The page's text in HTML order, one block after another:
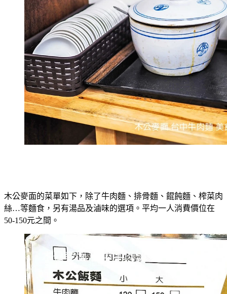
木公麥面的菜單如下，除了牛肉麵、排骨麵、餛飩麵、榨菜肉
絲…等麵食，另有湯品及滷味的選項。平均一人消費價位在
50-150元之間。